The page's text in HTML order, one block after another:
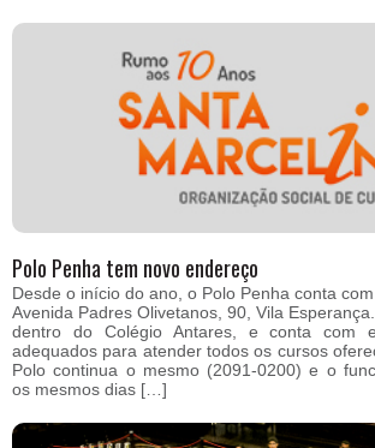
Polo Penha tem novo endereço
Desde o início do ano, o Polo Penha conta
Avenida Padres Olivetanos, 90, Vila
dentro do Colégio Antares, e conta com
adequados para atender todos os cursos
Polo continua o mesmo (2091-0200) e o
os mesmos dias […]